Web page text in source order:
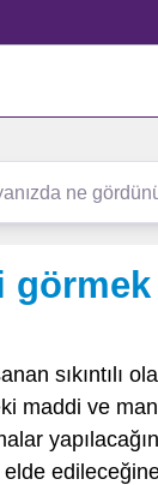
görmek
sıkıntılı
maddi ve
edileceğine,